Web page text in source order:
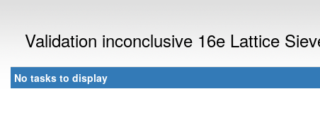
Validation inconclusive 16e Lattice
No tasks to display